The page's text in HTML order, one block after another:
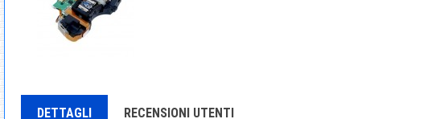
DETTAGLI RECENSIONI UTENTI